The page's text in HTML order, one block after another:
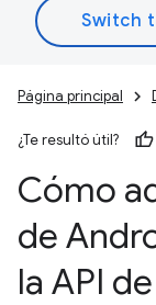
Página principal
¿Te resultó útil?
Cómo
de
la API